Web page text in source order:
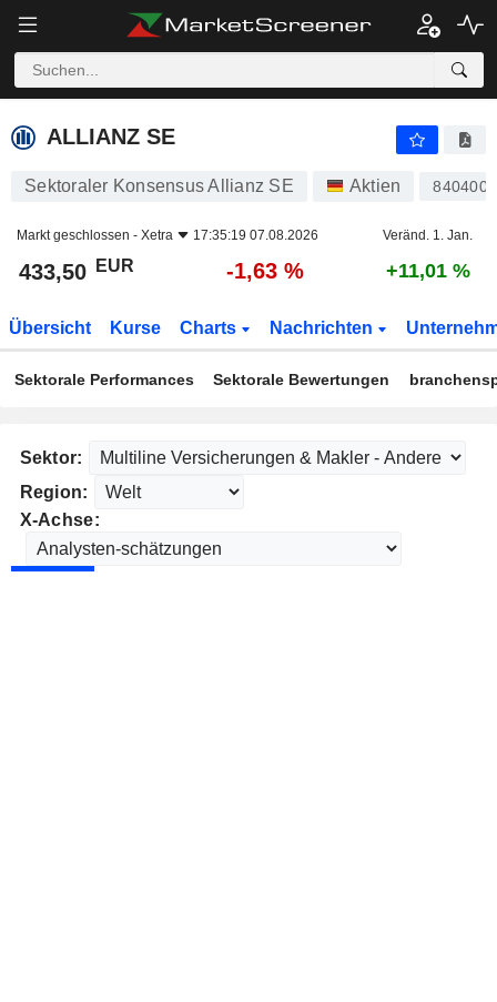
ALLIANZ SE
ALLIANZ SE
Sektoraler Konsensus Allianz SE Aktien 840400
Markt geschlossen - Xetra 17:35:19 07.08.2026 Veränd. 1. Jan.
433,50 EUR -1,63 % +11,01 %
Übersicht Kurse Charts Nachrichten
Sektorale Performances Sektorale Bewertungen
Sektor:
Region:
X-Achse: